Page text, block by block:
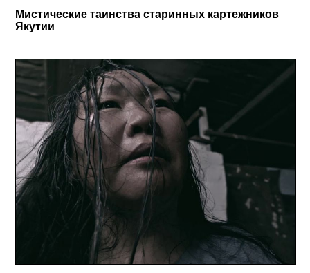
Мистические таинства старинных картежников
Якутии